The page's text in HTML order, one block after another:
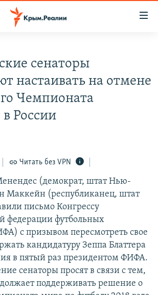
КРЫМА
КРЫМА
сенаторы
настаивать на отмене
Чемпионата
России
Читать без VPN
(демократ, штат Нью-
Маккейн (республиканец, штат
письмо Конгрессу
федерации футбольных
с призывом пересмотреть свое
кандидатуру Зеппа Блаттера
в пятый раз президентом ФИФА.
сенаторы просят в связи с тем,
поддерживать решение о